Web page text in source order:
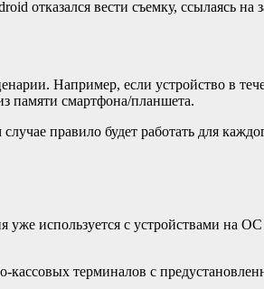
отказался вести съемку, ссылаясь
Например, если устройство в
памяти смартфона/планшета.
правило будет работать для
используется с устройствами на
терминалов с